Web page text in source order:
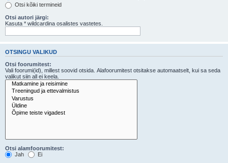
Otsi kõiki termineid
Otsi autori järgi:
Kasuta * wildcardina osalistes vastetes.
OTSINGU VALIKUD
Otsi foorumitest:
Vali foorumi(id), millest soovid otsida. Alafoorumitest otsitakse automaatselt, kui sa seda
valikut siin all ei keela.
Otsi alamfoorumitest:
Jah
Ei